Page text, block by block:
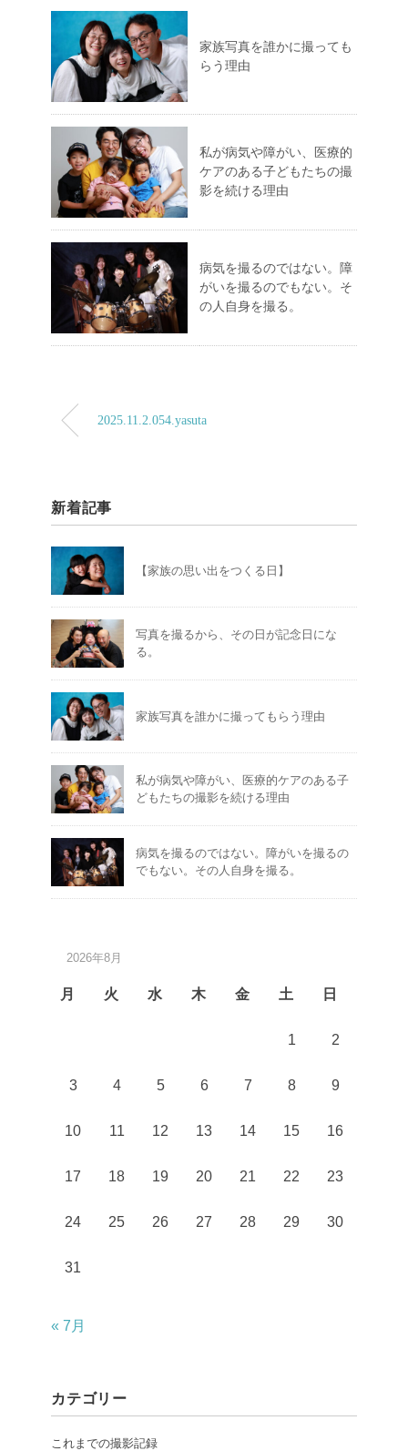
家族写真を誰かに撮っても
らう理由
私が病気や障がい、医療的
ケアのある子どもたちの撮
影を続ける理由
病気を撮るのではない。障
がいを撮るのでもない。そ
の人自身を撮る。
2025.11.2.054.yasuta
新着記事
【家族の思い出をつくる日】
写真を撮るから、その日が記念日にな
る。
家族写真を誰かに撮ってもらう理由
私が病気や障がい、医療的ケアのある子
どもたちの撮影を続ける理由
病気を撮るのではない。障がいを撮るの
でもない。その人自身を撮る。
2026年8月
月 火 水 木 金 土 日
1 2
3 4 5 6 7 8 9
10 11 12 13 14 15 16
17 18 19 20 21 22 23
24 25 26 27 28 29 30
31
« 7月
カテゴリー
これまでの撮影記録